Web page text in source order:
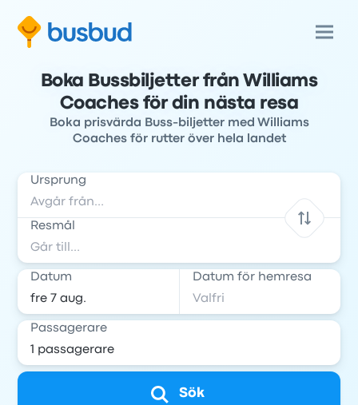
Boka Bussbiljetter från Williams
Coaches för din nästa resa
Boka prisvärda Buss-biljetter med Williams
Coaches för rutter över hela landet
Ursprung
Resmål
Datum Datum för hemresa
Passagerare
Sök